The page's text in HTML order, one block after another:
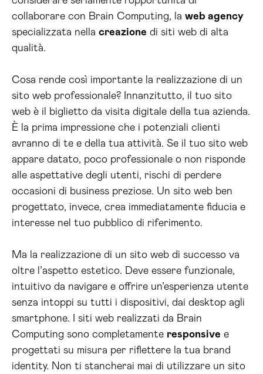
collaborare con Brain Computing, la web agency
specializzata nella creazione di siti web di alta
qualità.
Cosa rende così importante la realizzazione di un
sito web professionale? Innanzitutto, il tuo sito
web è il biglietto da visita digitale della tua azienda.
È la prima impressione che i potenziali clienti
avranno di te e della tua attività. Se il tuo sito web
appare datato, poco professionale o non risponde
alle aspettative degli utenti, rischi di perdere
occasioni di business preziose. Un sito web ben
progettato, invece, crea immediatamente fiducia e
interesse nel tuo pubblico di riferimento.
Ma la realizzazione di un sito web di successo va
oltre l’aspetto estetico. Deve essere funzionale,
intuitivo da navigare e offrire un’esperienza utente
senza intoppi su tutti i dispositivi, dai desktop agli
smartphone. I siti web realizzati da Brain
Computing sono completamente responsive e
progettati su misura per riflettere la tua brand
identity. Non ti stancherai mai di utilizzare un sito